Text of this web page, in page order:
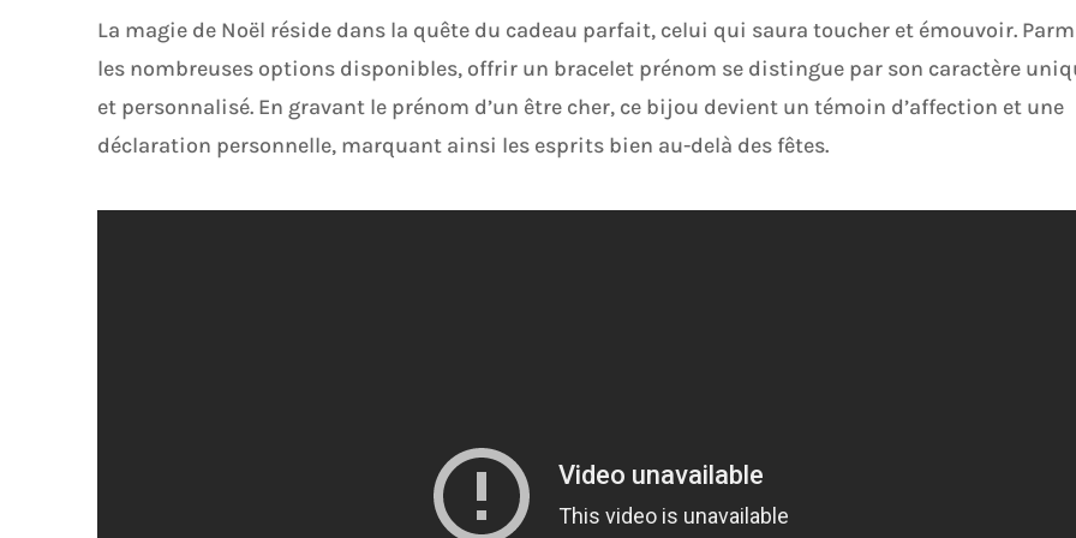
La magie de Noël réside dans la quête du cadeau parfait, celui qui saura toucher et émouvoir.
les nombreuses options disponibles, offrir un bracelet prénom se distingue par son caractère
et personnalisé. En gravant le prénom d’un être cher, ce bijou devient un témoin d’affection et une
déclaration personnelle, marquant ainsi les esprits bien au-delà des fêtes.